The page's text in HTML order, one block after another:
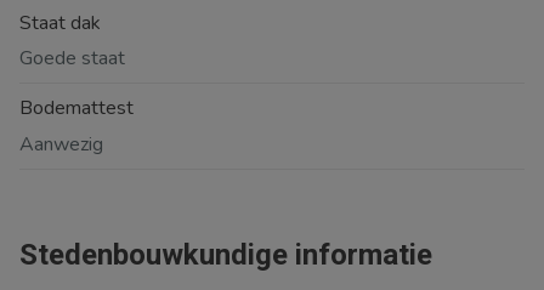
Staat dak
Goede staat
Bodemattest
Aanwezig
Stedenbouwkundige informatie